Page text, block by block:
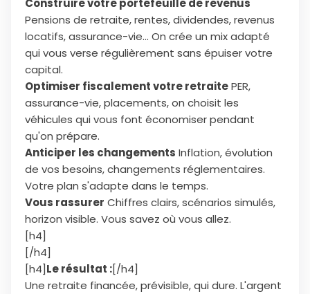
Construire votre portefeuille de revenus
Pensions de retraite, rentes, dividendes, revenus
locatifs, assurance-vie... On crée un mix adapté
qui vous verse régulièrement sans épuiser votre
capital.
Optimiser fiscalement votre retraitePER,
assurance-vie, placements, on choisit les
véhicules qui vous font économiser pendant
qu'on prépare.
Anticiper les changements Inflation, évolution
de vos besoins, changements réglementaires.
Votre plan s'adapte dans le temps.
Vous rassurer Chiffres clairs, scénarios simulés,
horizon visible. Vous savez où vous allez.
[h4]
[/h4]
[h4]Le résultat :[/h4]
Une retraite financée, prévisible, qui dure. L'argent